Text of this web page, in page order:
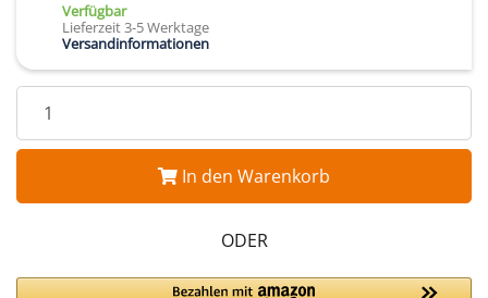
Verfügbar
Lieferzeit 3-5 Werktage
Versandinformationen
In den Warenkorb
ODER